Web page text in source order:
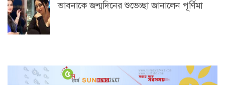
ভাবনাকে জন্মদিনের শুভেচ্ছা জানালেন পূর্ণিমা